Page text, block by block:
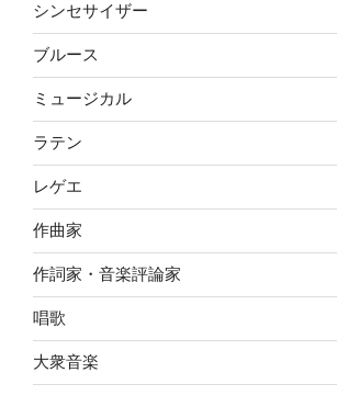
シンセサイザー
ブルース
ミュージカル
ラテン
レゲエ
作曲家
作詞家・音楽評論家
唱歌
大衆音楽